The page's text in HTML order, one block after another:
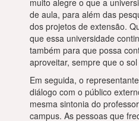
de aula, para além das
dos projetos de extensão.
que essa universidade
também para que possa
aproveitar, sempre que o
Em seguida, o
diálogo com o público
mesma sintonia do
campus. As pessoas que